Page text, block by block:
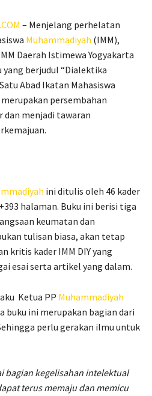
– Menjelang perhelatan
Muhammadiyah (IMM),
Daerah Istimewa Yogyakarta
yang berjudul “Dialektika
Abad Ikatan Mahasiswa
merupakan persembahan
menjadi tawaran
ini ditulis oleh 46 kader
halaman. Buku ini berisi tiga
keumatan dan
tulisan biasa, akan tetap
kritis kader IMM DIY yang
esai serta artikel yang dalam.
Ketua PP Muhammadiyah
ini merupakan bagian dari
perlu gerakan ilmu untuk
bagian kegelisahan intelektual
terus memaju dan memicu